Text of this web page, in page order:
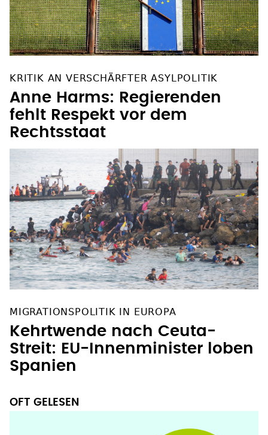
KRITIK AN VERSCHÄRFTER ASYLPOLITIK
Anne Harms: Regierenden
fehlt Respekt vor dem
MIGRATIONSPOLITIK IN EUROPA
Kehrtwende nach Ceuta-
Streit: EU-Innenminister loben
Spanien
OFT GELESEN